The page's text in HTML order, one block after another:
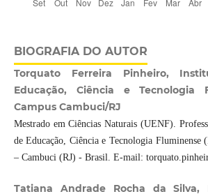
BIOGRAFIA DO AUTOR
Torquato Ferreira Pinheiro,
Educação, Ciência e Tecnologia
Campus Cambuci/RJ
Mestrado em Ciências Naturais (UENF).
de Educação, Ciência e Tecnologia Fluminense
– Cambuci (RJ) - Brasil. E-mail:
Tatiana Andrade Rocha da Silva,